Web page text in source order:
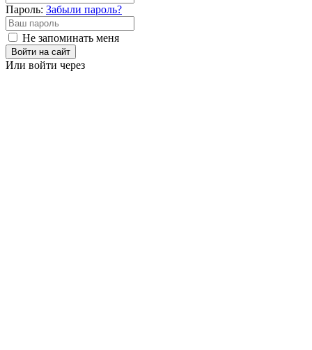
Пароль: Забыли пароль?
Не запоминать меня
Войти на сайт
Или войти через